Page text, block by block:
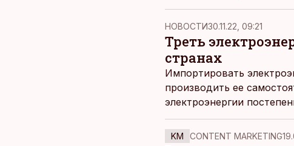
НОВОСТИ30.11.22, 09:21
Треть
странах
Импортировать
производить ее
электроэнергии
KM CONTENT MARKETING